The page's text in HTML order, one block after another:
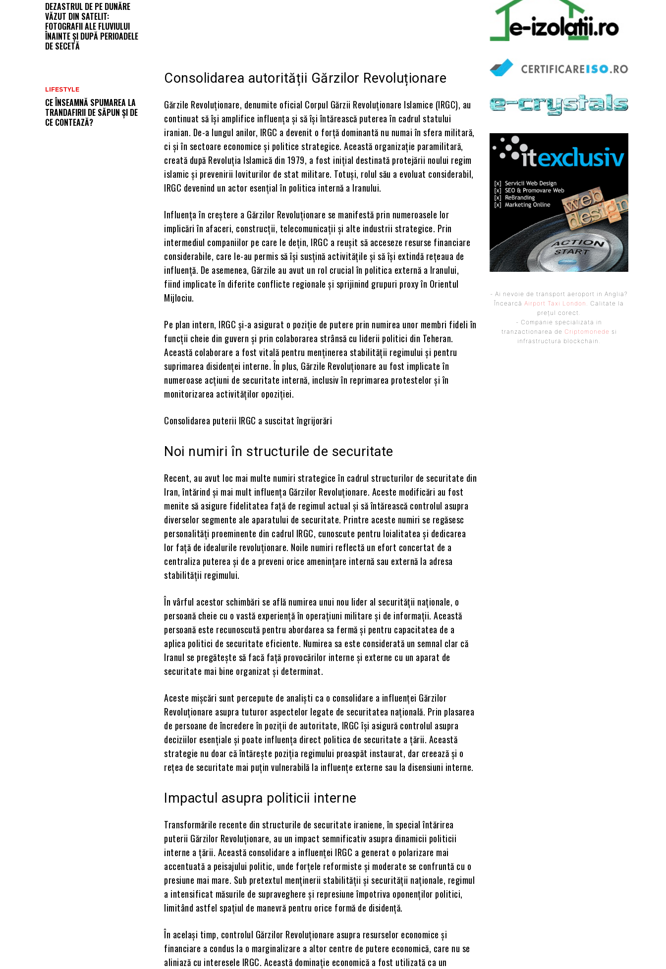
DEZASTRUL DE PE DUNĂRE
VĂZUT DIN SATELIT:
FOTOGRAFII ALE FLUVIULUI
ÎNAINTE ȘI DUPĂ PERIOADELE
DE SECETĂ
LIFESTYLE
CE ÎNSEAMNĂ SPUMAREA LA
TRANDAFIRII DE SĂPUN ȘI DE
CE CONTEAZĂ?
Consolidarea autorității Gărzilor Revoluționare
Gărzile Revoluționare, denumite oficial Corpul Gărzii Revoluționare Islamice (IRGC), au
continuat să își amplifice influența și să își întărească puterea în cadrul statului
iranian. De-a lungul anilor, IRGC a devenit o forță dominantă nu numai în sfera militară,
ci și în sectoare economice și politice strategice. Această organizație paramilitară,
creată după Revoluția Islamică din 1979, a fost inițial destinată protejării noului regim
islamic și prevenirii loviturilor de stat militare. Totuși, rolul său a evoluat considerabil,
IRGC devenind un actor esențial în politica internă a Iranului.
Influența în creștere a Gărzilor Revoluționare se manifestă prin numeroasele lor
implicări în afaceri, construcții, telecomunicații și alte industrii strategice. Prin
intermediul companiilor pe care le dețin, IRGC a reușit să acceseze resurse financiare
considerabile, care le-au permis să își susțină activitățile și să își extindă rețeaua de
influență. De asemenea, Gărzile au avut un rol crucial în politica externă a Iranului,
fiind implicate în diferite conflicte regionale și sprijinind grupuri proxy în Orientul
Mijlociu.
Pe plan intern, IRGC și-a asigurat o poziție de putere prin numirea unor membri fideli în
funcții cheie din guvern și prin colaborarea strânsă cu liderii politici din Teheran.
Această colaborare a fost vitală pentru menținerea stabilității regimului și pentru
suprimarea disidenței interne. În plus, Gărzile Revoluționare au fost implicate în
numeroase acțiuni de securitate internă, inclusiv în reprimarea protestelor și în
monitorizarea activităților opoziției.
Consolidarea puterii IRGC a suscitat îngrijorări
Noi numiri în structurile de securitate
Recent, au avut loc mai multe numiri strategice în cadrul structurilor de securitate din
Iran, întărind și mai mult influența Gărzilor Revoluționare. Aceste modificări au fost
menite să asigure fidelitatea față de regimul actual și să întărească controlul asupra
diverselor segmente ale aparatului de securitate. Printre aceste numiri se regăsesc
personalități proeminente din cadrul IRGC, cunoscute pentru loialitatea și dedicarea
lor față de idealurile revoluționare. Noile numiri reflectă un efort concertat de a
centraliza puterea și de a preveni orice amenințare internă sau externă la adresa
stabilității regimului.
În vârful acestor schimbări se află numirea unui nou lider al securității naționale, o
persoană cheie cu o vastă experiență în operațiuni militare și de informații. Această
persoană este recunoscută pentru abordarea sa fermă și pentru capacitatea de a
aplica politici de securitate eficiente. Numirea sa este considerată un semnal clar că
Iranul se pregătește să facă față provocărilor interne și externe cu un aparat de
securitate mai bine organizat și determinat.
Aceste mișcări sunt percepute de analiști ca o consolidare a influenței Gărzilor
Revoluționare asupra tuturor aspectelor legate de securitatea națională. Prin plasarea
de persoane de încredere în poziții de autoritate, IRGC își asigură controlul asupra
deciziilor esențiale și poate influența direct politica de securitate a țării. Această
strategie nu doar că întărește poziția regimului proaspăt instaurat, dar creează și o
rețea de securitate mai puțin vulnerabilă la influențe externe sau la disensiuni interne.
Impactul asupra politicii interne
Transformările recente din structurile de securitate iraniene, în special întărirea
puterii Gărzilor Revoluționare, au un impact semnificativ asupra dinamicii politicii
interne a țării. Această consolidare a influenței IRGC a generat o polarizare mai
accentuată a peisajului politic, unde forțele reformiste și moderate se confruntă cu o
presiune mai mare. Sub pretextul menținerii stabilității și securității naționale, regimul
a intensificat măsurile de supraveghere și represiune împotriva oponenților politici,
limitând astfel spațiul de manevră pentru orice formă de disidență.
În același timp, controlul Gărzilor Revoluționare asupra resurselor economice și
financiare a condus la o marginalizare a altor centre de putere economică, care nu se
aliniază cu interesele IRGC. Această dominație economică a fost utilizată ca un
- Ai nevoie de transport aeroport in Anglia?
Încearcă Airport Taxi London . Calitate la
prețul corect.
- Companie specializata in
tranzactionarea de Criptomonede si
infrastructura blockchain.